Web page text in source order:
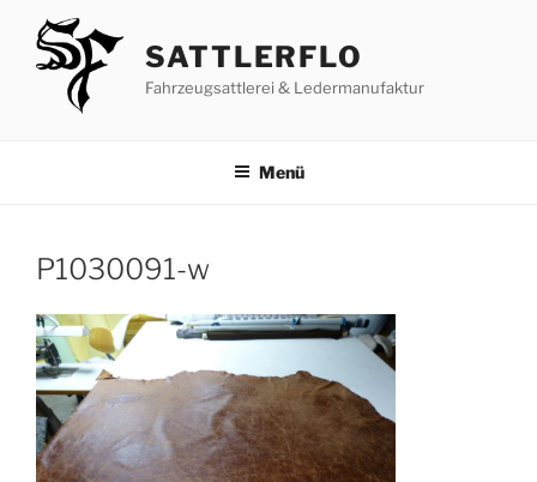
Inhalt
springen
SATTLERFLO
Fahrzeugsattlerei & Ledermanufaktur
Menü
P1030091-w